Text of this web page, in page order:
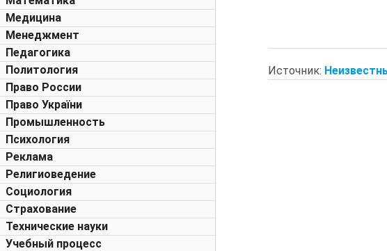
Медицина
Менеджмент
Педагогика
Политология
Право России
Право України
Промышленность
Психология
Реклама
Религиоведение
Социология
Страхование
Технические науки
Учебный процесс
Источник: